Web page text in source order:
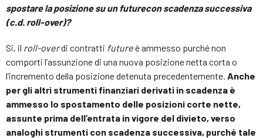
spostare la posizione su un futurecon scadenza successiva
(c.d. roll-over)?
Si, il roll-overdi contratti futureè ammesso purché non
comporti l’assunzione di una nuova posizione netta corta o
l’incremento della posizione detenuta precedentemente. Anche
per gli altri strumenti finanziari derivati in scadenza è
ammesso lo spostamento delle posizioni corte nette,
assunte prima dell’entrata in vigore del divieto, verso
analoghi strumenti con scadenza successiva, purché tale